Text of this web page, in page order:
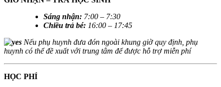
Sáng nhận: 7:00 – 7:30
Chiều trả bé: 16:00 – 17:45
Nếu phụ huynh đưa đón ngoài khung giờ quy định, phụ
huynh có thể đề xuất với trung tâm để được hỗ trợ miễn phí
HỌC PHÍ